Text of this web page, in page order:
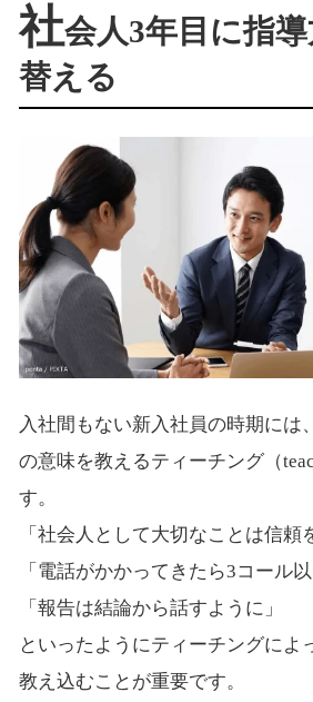
社会人3年目に指
替える
入社間もない新入社員の時期には
の意味を教えるティーチング（
す。
「社会人として大切なことは信頼
「電話がかかってきたら3コール
「報告は結論から話すように」
といったようにティーチングによ
教え込むことが重要です。